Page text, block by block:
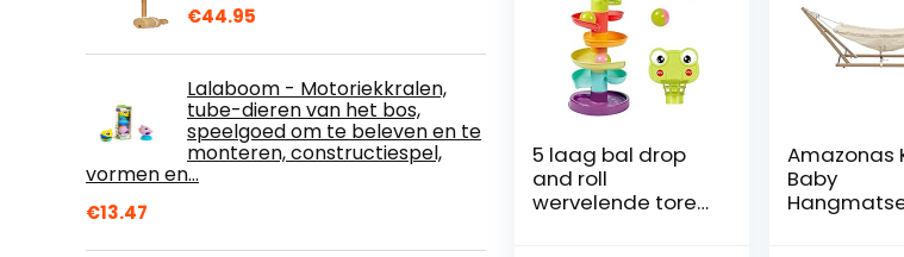
€44.95
Lalaboom - Motoriekkralen,
tube-dieren van het bos,
speelgoed om te beleven en te
monteren, constructiespel,
vormen en…
€13.47
5 laag bal drop
and roll
wervelende toren
Amazonas
Baby